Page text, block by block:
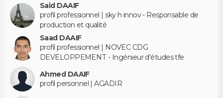
Said DAAIF
profil professionnel | sky h innov - Responsable de
production et qualité
Saad DAAIF
profil professionnel | NOVEC CDG
DEVELOPPEMENT - Ingénieur d'études tfe
Ahmed DAAIF
profil personnel | AGADIR